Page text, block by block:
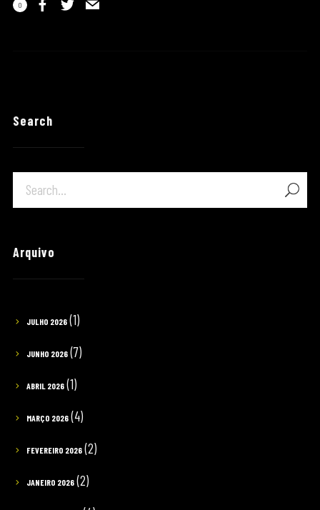
0
Search
Arquivo
JULHO 2026(1)
JUNHO 2026(7)
ABRIL 2026(1)
MARÇO 2026(4)
FEVEREIRO 2026(2)
JANEIRO 2026(2)